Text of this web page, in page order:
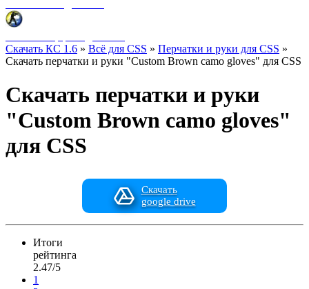
Скачать КС 1.6 » Всё для CSS » Перчатки и руки для CSS »
Скачать перчатки и руки "Custom Brown camo gloves" для CSS
Скачать перчатки и руки
"Custom Brown camo gloves"
для CSS
Скачать
google drive
Итоги
рейтинга
2.47/5
1